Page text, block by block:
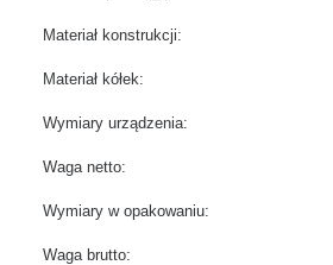
Materiał konstrukcji:
Materiał kółek:
Wymiary urządzenia:
Waga netto:
Wymiary w opakowaniu:
Waga brutto: